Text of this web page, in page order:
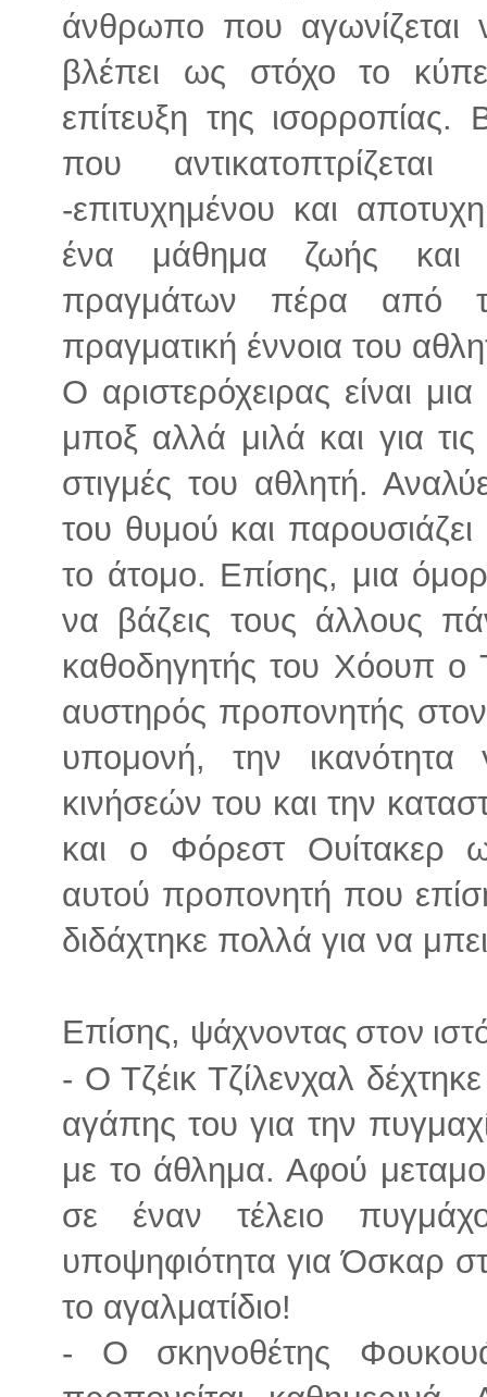
άνθρωπο που αγωνίζεται
βλέπει ως στόχο το
επίτευξη της ισορροπίας.
που
-επιτυχημένου και
ένα μάθημα ζωής και
πραγμάτων πέρα από
πραγματική έννοια του
Ο αριστερόχειρας είναι
μποξ αλλά μιλά και για
στιγμές του αθλητή.
του θυμού και
το άτομο. Επίσης, μια
να βάζεις τους άλλους
καθοδηγητής του Χόουπ ο
αυστηρός προπονητής
υπομονή, την
κινήσεών του και την
και ο Φόρεστ Ουίτακερ
αυτού προπονητή που
διδάχτηκε πολλά για να
Επίσης, ψάχνοντας στον
- Ο Τζέικ Τζίλενχαλ
αγάπης του για την
με το άθλημα. Αφού
σε έναν τέλειο
υποψηφιότητα για Όσκαρ
το αγαλματίδιο!
- Ο σκηνοθέτης